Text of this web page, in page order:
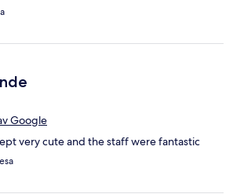
Google
very cute and the staff were fantastic